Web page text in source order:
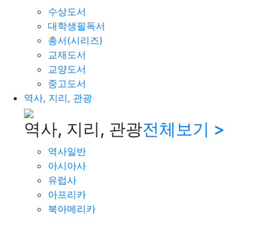
수상도서
대학생필독서
총서(시리즈)
교재도서
교양도서
중고도서
역사, 지리, 관광
역사, 지리, 관광전체보기 >
역사일반
아시아사
유럽사
아프리카
북아메리카